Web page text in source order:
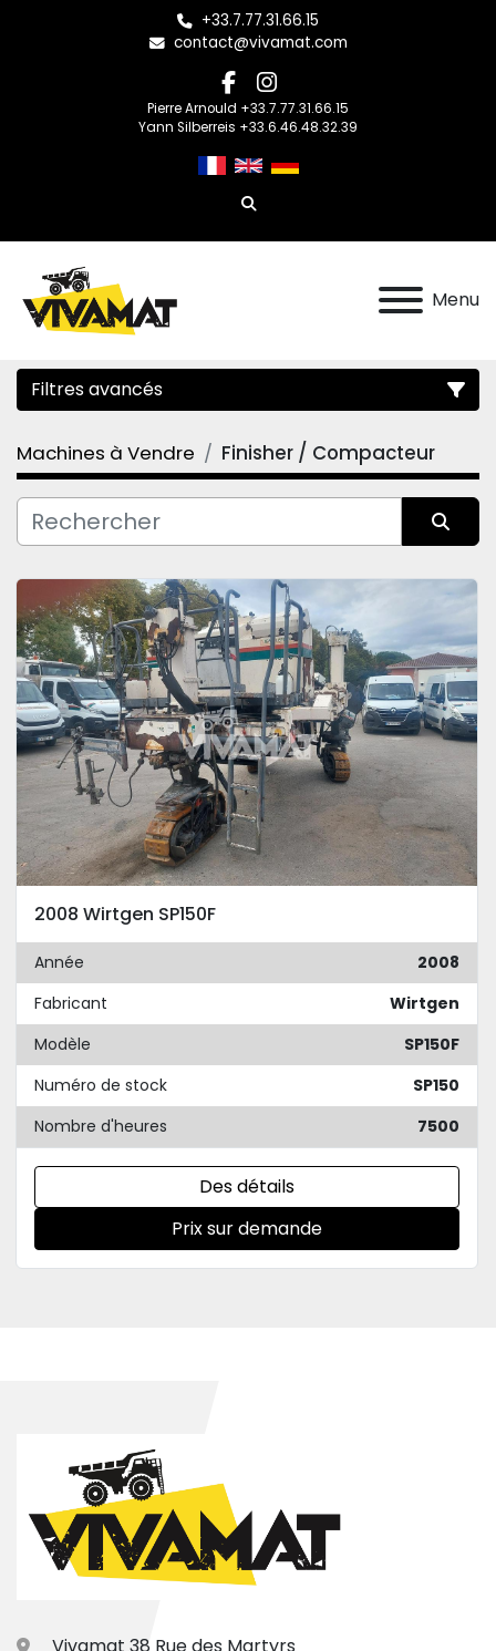
+33.7.77.31.66.15
contact@vivamat.com
facebook
instagram
Pierre Arnould +33.7.77.31.66.15
Yann Silberreis +33.6.46.48.32.39
Rechercher
Menu
Filtres avancés
Catégorie
Fabricant
Condition
Machines à Vendre Finisher / Compacteur
2008 Wirtgen SP150F
Année
2008
Fabricant
Wirtgen
Modèle
SP150F
Numéro de stock
SP150
Nombre d'heures
7500
Des détails
Prix sur demande